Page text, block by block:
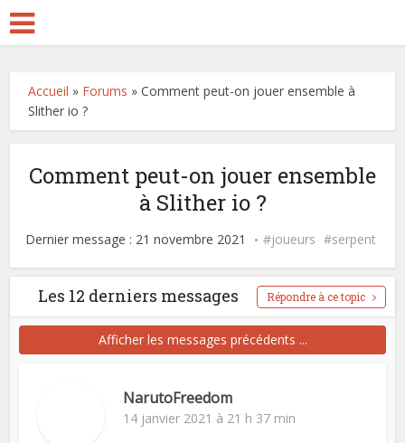
Accueil » Forums »Comment peut-on jouer ensemble à
Slither io ?
Comment peut-on jouer ensemble
à Slither io ?
Dernier message : 21 novembre 2021 joueurs serpent
Les 12 derniers messages Répondre à ce topic
Afficher les messages précédents ...
NarutoFreedom
14 janvier 2021 à 21 h 37 min